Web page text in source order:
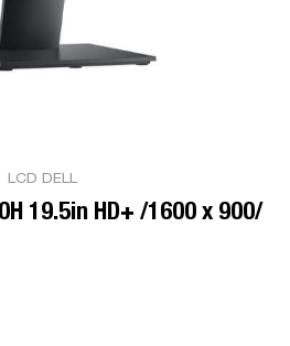
LCD DELL
19.5in HD+ /1600 x 900/